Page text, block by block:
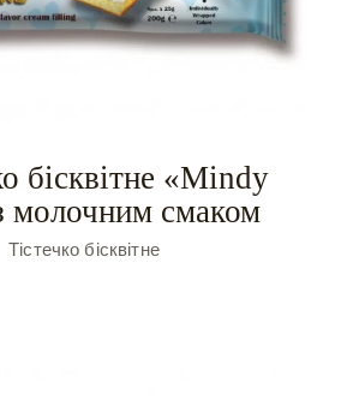
бісквітне «Mindy
молочним смаком
Тістечко бісквітне